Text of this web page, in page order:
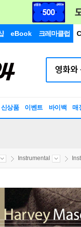
eBook 크레마클럽
신상품 이벤트 바이백 매
Instrumental